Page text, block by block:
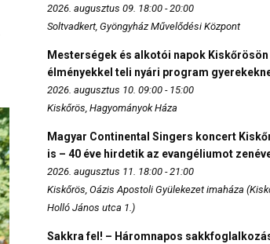
2026. augusztus 09. 18:00 - 20:00
Soltvadkert, Gyöngyház Művelődési Központ
Mesterségek és alkotói napok Kiskőrösön
élményekkel teli nyári program
2026. augusztus 10. 09:00 - 15:00
Kiskőrös, Hagyományok Háza
Magyar Continental Singers koncert
is – 40 éve hirdetik az evangéliumot
2026. augusztus 11. 18:00 - 21:00
Kiskőrös, Oázis Apostoli Gyülekezet imaháza
Holló János utca 1.)
Sakkra fel! – Háromnapos